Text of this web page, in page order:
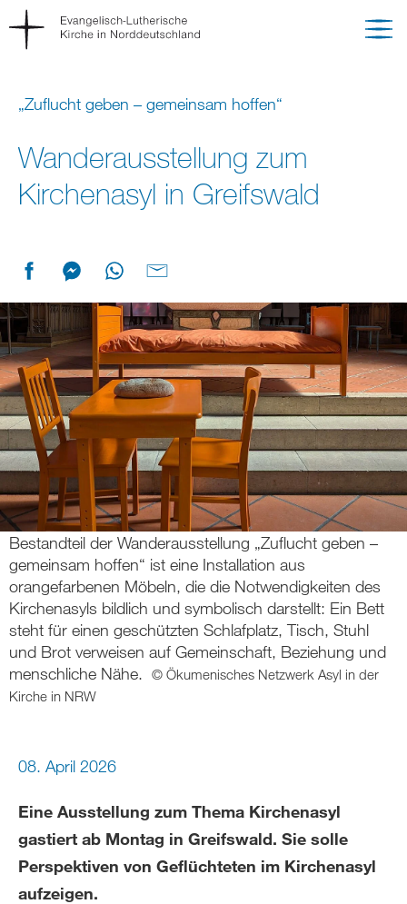
„Zuflucht geben – gemeinsam hoffen“
Wanderausstellung zum
Kirchenasyl in Greifswald
Bestandteil der Wanderausstellung „Zuflucht geben –
gemeinsam hoffen“ ist eine Installation aus
orangefarbenen Möbeln, die die Notwendigkeiten des
Kirchenasyls bildlich und symbolisch darstellt: Ein Bett
steht für einen geschützten Schlafplatz, Tisch, Stuhl
und Brot verweisen auf Gemeinschaft, Beziehung und
menschliche Nähe.
© Ökumenisches Netzwerk Asyl in der
Kirche in NRW
08. April 2026
Eine Ausstellung zum Thema Kirchenasyl
gastiert ab Montag in Greifswald. Sie solle
Perspektiven von Geflüchteten im Kirchenasyl
aufzeigen.